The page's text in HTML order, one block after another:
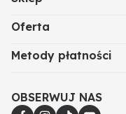
Oferta
Metody płatności
OBSERWUJ NAS